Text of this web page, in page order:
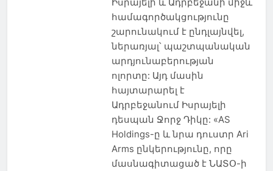
համագործակցությունը
շարունակում է ընդլայնվել,
ներառյալ՝ պաշտպանական
արդյունաբերության
ոլորտը: Այդ մասին
հայտարարել է
Ադրբեջանում Իսրայելի
դեսպան Ջորջ Դիկը: «AS
Holdings-ը և նրա դուստր Ari
Arms ընկերությունը, որը
մասնագիտացած է ՆԱՏՕ-ի